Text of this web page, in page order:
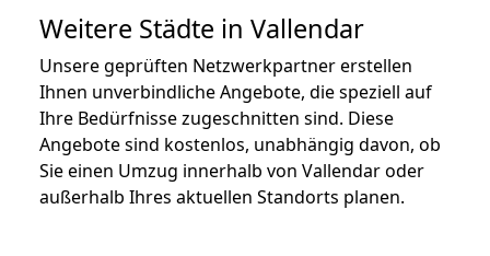
Weitere Städte in Vallendar
Unsere geprüften Netzwerkpartner erstellen
Ihnen unverbindliche Angebote, die speziell auf
Ihre Bedürfnisse zugeschnitten sind. Diese
Angebote sind kostenlos, unabhängig davon, ob
Sie einen Umzug innerhalb von Vallendar oder
außerhalb Ihres aktuellen Standorts planen.